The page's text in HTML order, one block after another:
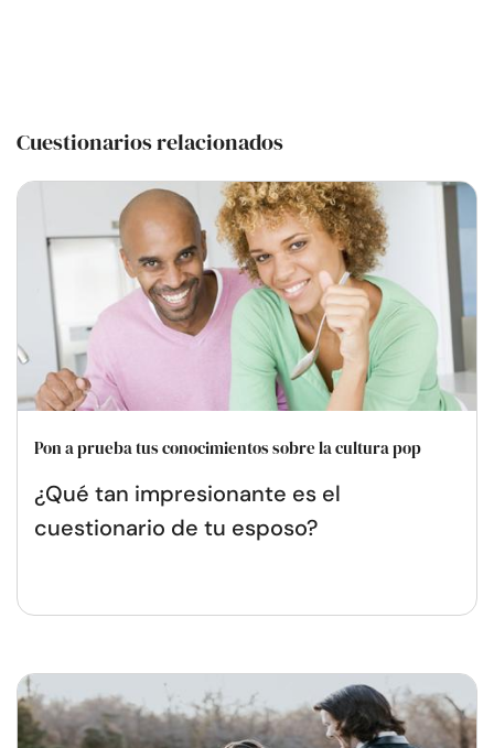
Cuestionarios relacionados
Pon a prueba tus conocimientos sobre la cultura pop
¿Qué tan impresionante es el
cuestionario de tu esposo?